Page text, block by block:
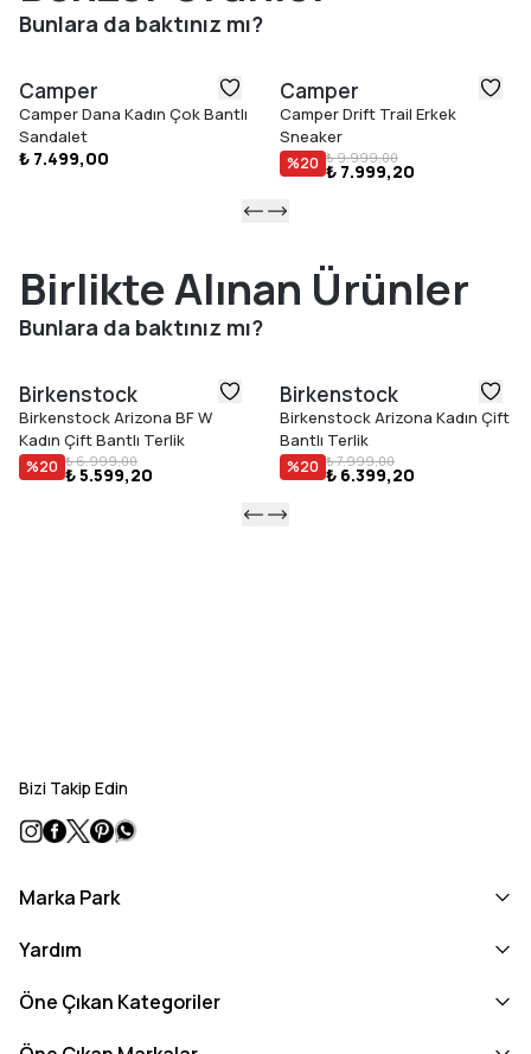
Bunlara da baktınız mı?
Camper
Camper Dana Kadın Çok Bantlı
Sandalet
₺ 7.499,00
Camper
Camper Drift Trail Erkek
Sneaker
%20 ₺ 9.999,00
₺ 7.999,20
Birlikte Alınan Ürünler
Bunlara da baktınız mı?
Birkenstock
Birkenstock Arizona BF W
Kadın Çift Bantlı Terlik
%20 ₺ 6.999,00
₺ 5.599,20
Birkenstock
Birkenstock Arizona Kadın Çift
Bantlı Terlik
%20 ₺ 7.999,00
₺ 6.399,20
Bizi Takip Edin
Marka Park
Yardım
Öne Çıkan Kategoriler